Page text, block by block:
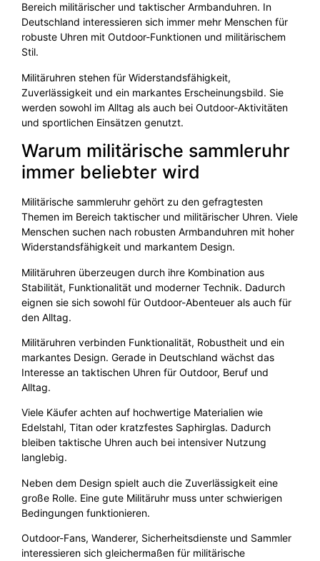
Bereich militärischer und taktischer Armbanduhren. In
Deutschland interessieren sich immer mehr Menschen für
robuste Uhren mit Outdoor-Funktionen und militärischem
Stil.
Militäruhren stehen für Widerstandsfähigkeit,
Zuverlässigkeit und ein markantes Erscheinungsbild. Sie
werden sowohl im Alltag als auch bei Outdoor-Aktivitäten
und sportlichen Einsätzen genutzt.
Warum militärische sammleruhr
immer beliebter wird
Militärische sammleruhr gehört zu den gefragtesten
Themen im Bereich taktischer und militärischer Uhren. Viele
Menschen suchen nach robusten Armbanduhren mit hoher
Widerstandsfähigkeit und markantem Design.
Militäruhren überzeugen durch ihre Kombination aus
Stabilität, Funktionalität und moderner Technik. Dadurch
eignen sie sich sowohl für Outdoor-Abenteuer als auch für
den Alltag.
Militäruhren verbinden Funktionalität, Robustheit und ein
markantes Design. Gerade in Deutschland wächst das
Interesse an taktischen Uhren für Outdoor, Beruf und
Alltag.
Viele Käufer achten auf hochwertige Materialien wie
Edelstahl, Titan oder kratzfestes Saphirglas. Dadurch
bleiben taktische Uhren auch bei intensiver Nutzung
langlebig.
Neben dem Design spielt auch die Zuverlässigkeit eine
große Rolle. Eine gute Militäruhr muss unter schwierigen
Bedingungen funktionieren.
Outdoor-Fans, Wanderer, Sicherheitsdienste und Sammler
interessieren sich gleichermaßen für militärische